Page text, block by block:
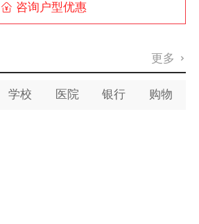
 咨询户型优惠
更多 
学校 医院 银行 购物